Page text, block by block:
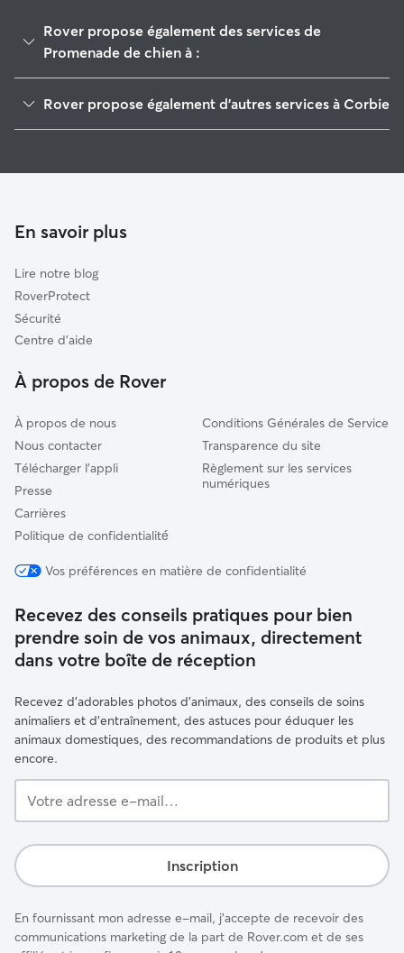
Rover propose également des services de
Promenade de chien à :
Albert
Doullens
Ailly-sur-Noye
Trois-Rivières
Flixecourt
Chaulnes
Rover propose également d'autres services à Corbie
Garderie pour chien à Corbie
En savoir plus
Lire notre blog
RoverProtect
Sécurité
Centre d'aide
À propos de Rover
À propos de nous
Nous contacter
Télécharger l'appli
Presse
Carrières
Politique de confidentialité́
Conditions Générales de Service
Transparence du site
Règlement sur les services
numériques
Vos préférences en matière de confidentialité
Recevez des conseils pratiques pour bien
prendre soin de vos animaux, directement
dans votre boîte de réception
Recevez d'adorables photos d'animaux, des conseils de soins
animaliers et d'entraînement, des astuces pour éduquer les
animaux domestiques, des recommandations de produits et plus
encore.
adresse
mail…
Inscription
En fournissant mon adresse e-mail, j'accepte de recevoir des
communications marketing de la part de Rover.com et de ses